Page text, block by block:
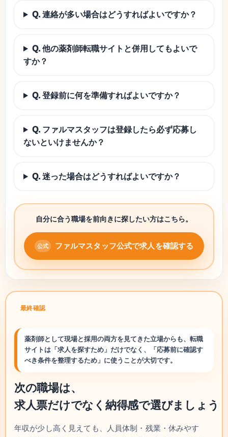
Q. 連絡が多い場合はどうすればよいですか？
Q. 他の薬剤師転職サイトと併用してもよいで
すか？
Q. 登録前に何を準備すればよいですか？
Q. ファルマスタッフは登録したら必ず応募し
ないといけませんか？
Q. 迷った場合はどうすればよいですか？
自分に合う職場を前向きに探したい方はこちら。
ファルマスタッフ公式で求人を確認する
最終確認
薬剤師として現場と採用の両方を見てきた立場からも、転職
サイトは「求人を探すため」だけでなく、「応募前に確認す
べき条件を整理するため」に使うことが大切です。
次の職場は、
求人票だけでなく納得感で選びましょう
年収が少し高く見えても、人員体制・残業・休みやす